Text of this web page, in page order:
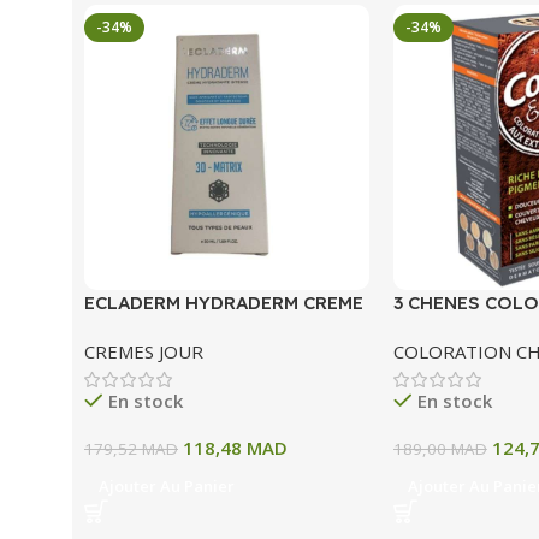
-34%
ECLADERM HYDRADERM CREME
ML
CREMES JOUR
En stock
179,52MAD 118,48 MAD
-34%
3 CHENES
A BLOND CLAIR
COLORATION
En stock
189,00MAD